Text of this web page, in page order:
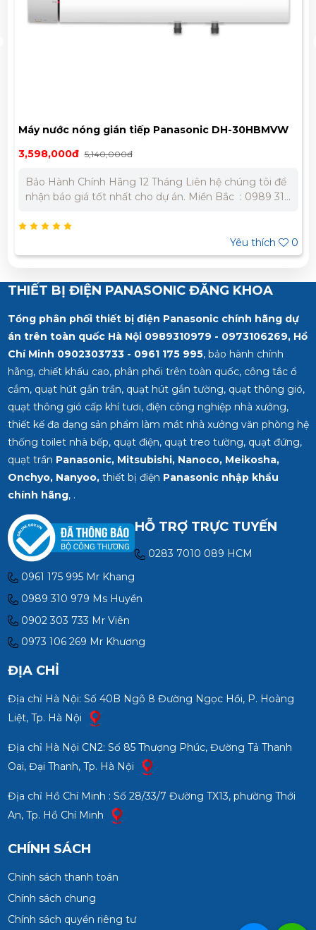
Máy nước nóng gián tiếp Panasonic DH-30HBMVW
3,598,000đ 5,140,000đ
Bảo Hành Chính Hãng 12 Tháng Liên hệ chúng tôi để
nhận báo giá tốt nhất cho dự án. Miền Bắc : 0989 310
332 980
Yêu thích
0
THIẾT BỊ ĐIỆN PANASONIC ĐĂNG KHOA
Tổng phân phối thiết bị điện Panasonic chính hãng dự
án trên toàn quốc Hà Nội 0989310979 - 0973106269, Hồ
Chí Minh 0902303733 - 0961 175 995, bảo hành chính
hãng, chiết khấu cao, phân phối trên toàn quốc, công tắc ổ
cắm, quạt hút gắn trần, quạt hút gắn tường, quạt thông gió,
quạt thông gió cấp khí tươi, điện công nghiệp nhà xưởng,
thiết kế đa dạng sản phẩm làm mát nhà xưởng văn phòng hệ
thống toilet nhà bếp, quạt điện, quạt treo tường, quạt đứng,
quạt trần Panasonic, Mitsubishi, Nanoco, Meikosha,
Onchyo, Nanyoo,thiết bị điện Panasonic nhập khẩu
chính hãng, .
HỖ TRỢ TRỰC TUYẾN
0283 7010 089 HCM
0961 175 995 Mr Khang
0989 310 979 Ms Huyền
0902 303 733 Mr Viên
0973 106 269 Mr Khương
ĐỊA CHỈ
Địa chỉ Hà Nội: Số 40B Ngõ 8 Đường Ngọc Hồi, P. Hoàng
Liệt, Tp. Hà Nội
Địa chỉ Hà Nội CN2: Số 85 Thượng Phúc, Đường Tả Thanh
Oai, Đại Thanh, Tp. Hà Nội
Địa chỉ Hồ Chí Minh : Số 28/33/7 Đường TX13, phường Thới
An, Tp. Hồ Chí Minh
CHÍNH SÁCH
Chính sách thanh toán
Chính sách chung
Chính sách quyền riêng tư